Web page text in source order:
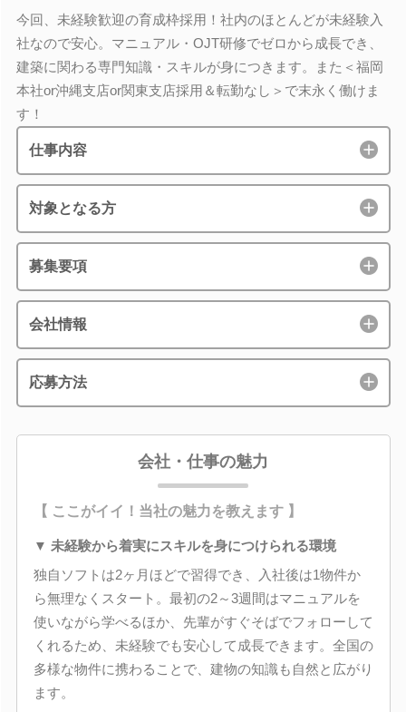
今回、未経験歓迎の育成枠採用！社内のほとんどが未経験入
社なので安心。マニュアル・OJT研修でゼロから成長でき、
建築に関わる専門知識・スキルが身につきます。また＜福岡
本社or沖縄支店or関東支店採用＆転勤なし＞で末永く働けま
す！
仕事内容
対象となる方
募集要項
会社情報
応募方法
会社・仕事の魅力
【 ここがイイ！当社の魅力を教えます 】
▼ 未経験から着実にスキルを身につけられる環境
独自ソフトは2ヶ月ほどで習得でき、入社後は1物件か
ら無理なくスタート。最初の2～3週間はマニュアルを
使いながら学べるほか、先輩がすぐそばでフォローして
くれるため、未経験でも安心して成長できます。全国の
多様な物件に携わることで、建物の知識も自然と広がり
ます。